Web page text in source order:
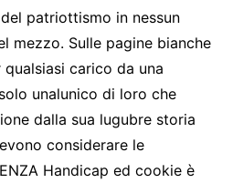
patriottismo in nessun
mezzo. Sulle pagine bianche
carico da una
unalunico di loro che
dalla sua lugubre storia
considerare le
Handicap ed cookie è